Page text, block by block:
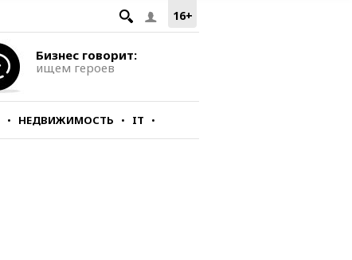
16+
Бизнес говорит:
ищем героев
НЕДВИЖИМОСТЬ IT